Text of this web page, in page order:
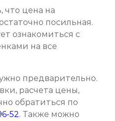
что цена на
посильная.
ознакомиться с
на все
предварительно.
расчета цены,
обратиться по
52. Также можно